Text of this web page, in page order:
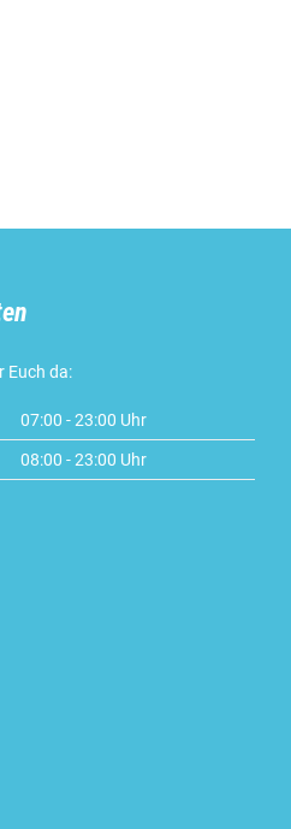
Euch da:
07:00 - 23:00 Uhr
08:00 - 23:00 Uhr